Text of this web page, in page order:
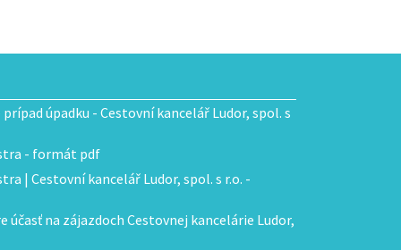
úpadku - Cestovní kancelář Ludor, spol. s
- formát pdf
| Cestovní kancelář Ludor, spol. s r.o. -
účasť na zájazdoch Cestovnej kancelárie Ludor,